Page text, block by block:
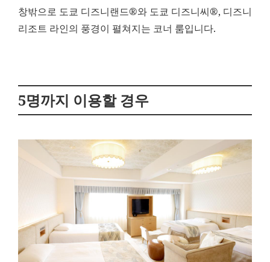
창밖으로 도쿄 디즈니랜드®와 도쿄 디즈니씨®, 디즈니
리조트 라인의 풍경이 펼쳐지는 코너 룸입니다.
5명까지 이용할 경우